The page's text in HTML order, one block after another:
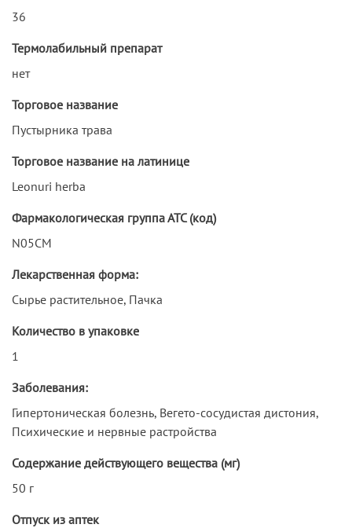
36
Термолабильный препарат
нет
Торговое название
Пустырника трава
Торговое название на латинице
Leonuri herba
Фармакологическая группа АТС (код)
N05CM
Лекарственная форма:
Сырье растительное, Пачка
Количество в упаковке
1
Заболевания:
Гипертоническая болезнь, Вегето-сосудистая дистония,
Психические и нервные растройства
Содержание действующего вещества (мг)
50 г
Отпуск из аптек